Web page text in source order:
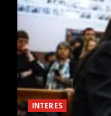
INTERES